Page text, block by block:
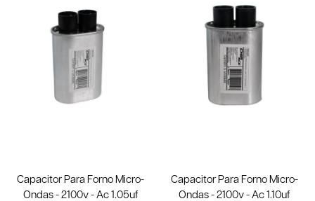
Capacitor Para Forno Micro-
Ondas - 2100v - Ac 1.05uf
Capacitor Para Forno Micro-
Ondas - 2100v - Ac 1.10uf